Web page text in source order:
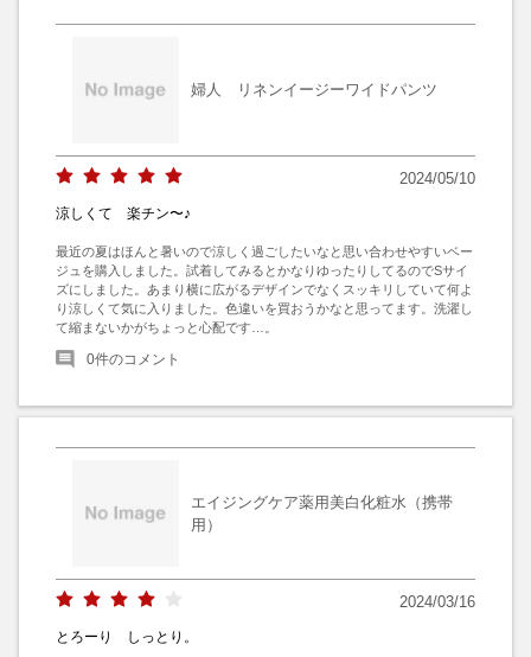
婦人 リネンイージーワイドパンツ
2024/05/10
涼しくて 楽チン〜♪
最近の夏はほんと暑いので涼しく過ごしたいなと思い合わせやすいベー
ジュを購入しました。試着してみるとかなりゆったりしてるのでSサイ
ズにしました。あまり横に広がるデザインでなくスッキリしていて何よ
り涼しくて気に入りました。色違いを買おうかなと思ってます。洗濯し
て縮まないかがちょっと心配です…。
0件のコメント
エイジングケア薬用美白化粧水（携帯
用）
2024/03/16
とろーり しっとり。